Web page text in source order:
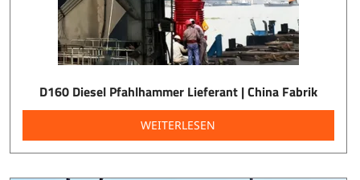
D160 Diesel Pfahlhammer Lieferant | China Fabrik
WEITERLESEN